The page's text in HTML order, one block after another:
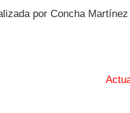
por Concha